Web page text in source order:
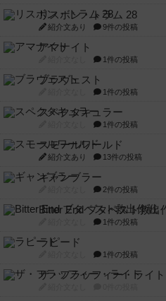
リスボン・トラム 28
紹介文あり 9件の投稿
アマナイト
1件の投稿
ブラヴェスト
1件の投稿
スペクタキュラー
1件の投稿
スモールワールド
紹介文あり 13件の投稿
ギャンブラー
2件の投稿
Bitter End ブタペスト救出
1件の投稿
ラピード
1件の投稿
ザ・フラッフィー・ライト